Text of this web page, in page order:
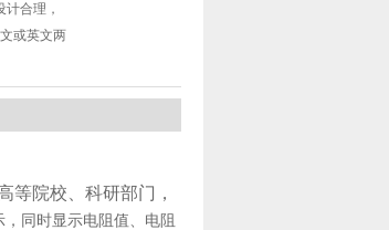
合理，
或英文两
等院校、科研部门，
同时显示电阻值、电阻